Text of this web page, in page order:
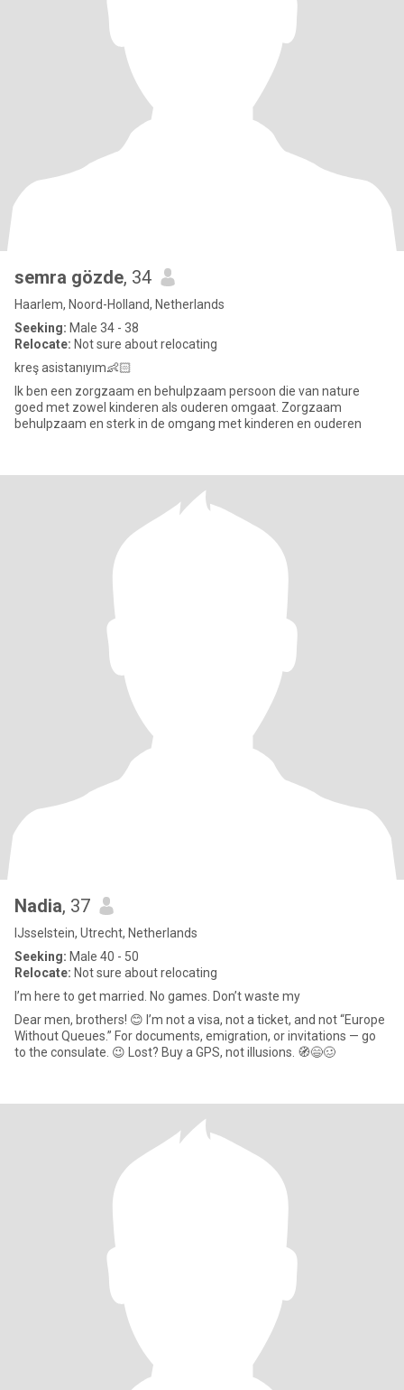
semra gözde, 34
Haarlem, Noord-Holland, Netherlands
Seeking: Male 34 - 38
Relocate: Not sure about relocating
kreş asistanıyım👶🏻
Ik ben een zorgzaam en behulpzaam persoon die van nature
goed met zowel kinderen als ouderen omgaat. Zorgzaam
behulpzaam en sterk in de omgang met kinderen en ouderen
Nadia, 37
IJsselstein, Utrecht, Netherlands
Seeking: Male 40 - 50
Relocate: Not sure about relocating
I’m here to get married. No games. Don’t waste my
Dear men, brothers! 😊 I’m not a visa, not a ticket, and not “Europe
Without Queues.” For documents, emigration, or invitations — go
to the consulate. 😉 Lost? Buy a GPS, not illusions. 🧭😄🥴